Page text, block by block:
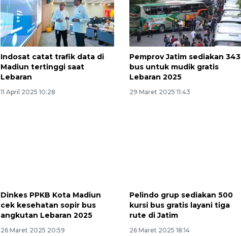
Indosat catat trafik data di
Madiun tertinggi saat
Lebaran
11 April 2025 10:28
Pemprov Jatim sediakan 343
bus untuk mudik gratis
Lebaran 2025
29 Maret 2025 11:43
Dinkes PPKB Kota Madiun
cek kesehatan sopir bus
angkutan Lebaran 2025
26 Maret 2025 20:59
Pelindo grup sediakan 500
kursi bus gratis layani tiga
rute di Jatim
26 Maret 2025 18:14
Sinyal positif perekonomian
Indonesia
2026-08-05 15:00:00